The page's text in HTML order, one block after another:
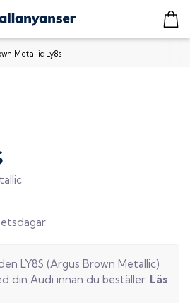
Metallic Ly8s
LY8S (Argus Brown Metallic)
din Audi innan du beställer. Läs